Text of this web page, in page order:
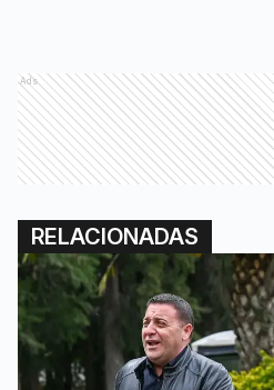
Ads
RELACIONADAS